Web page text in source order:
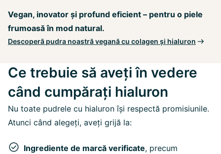
Vegan, inovator și profund eficient – pentru o piele
frumoasă în mod natural.
Descoperă pudra noastră vegană cu colagen și hialuron
Ce trebuie să aveți în vedere
când cumpărați hialuron
Nu toate pudrele cu hialuron își respectă promisiunile.
Atunci când alegeți, aveți grijă la:
Ingrediente de marcă verificate, precum